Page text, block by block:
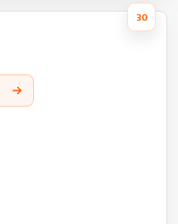
30